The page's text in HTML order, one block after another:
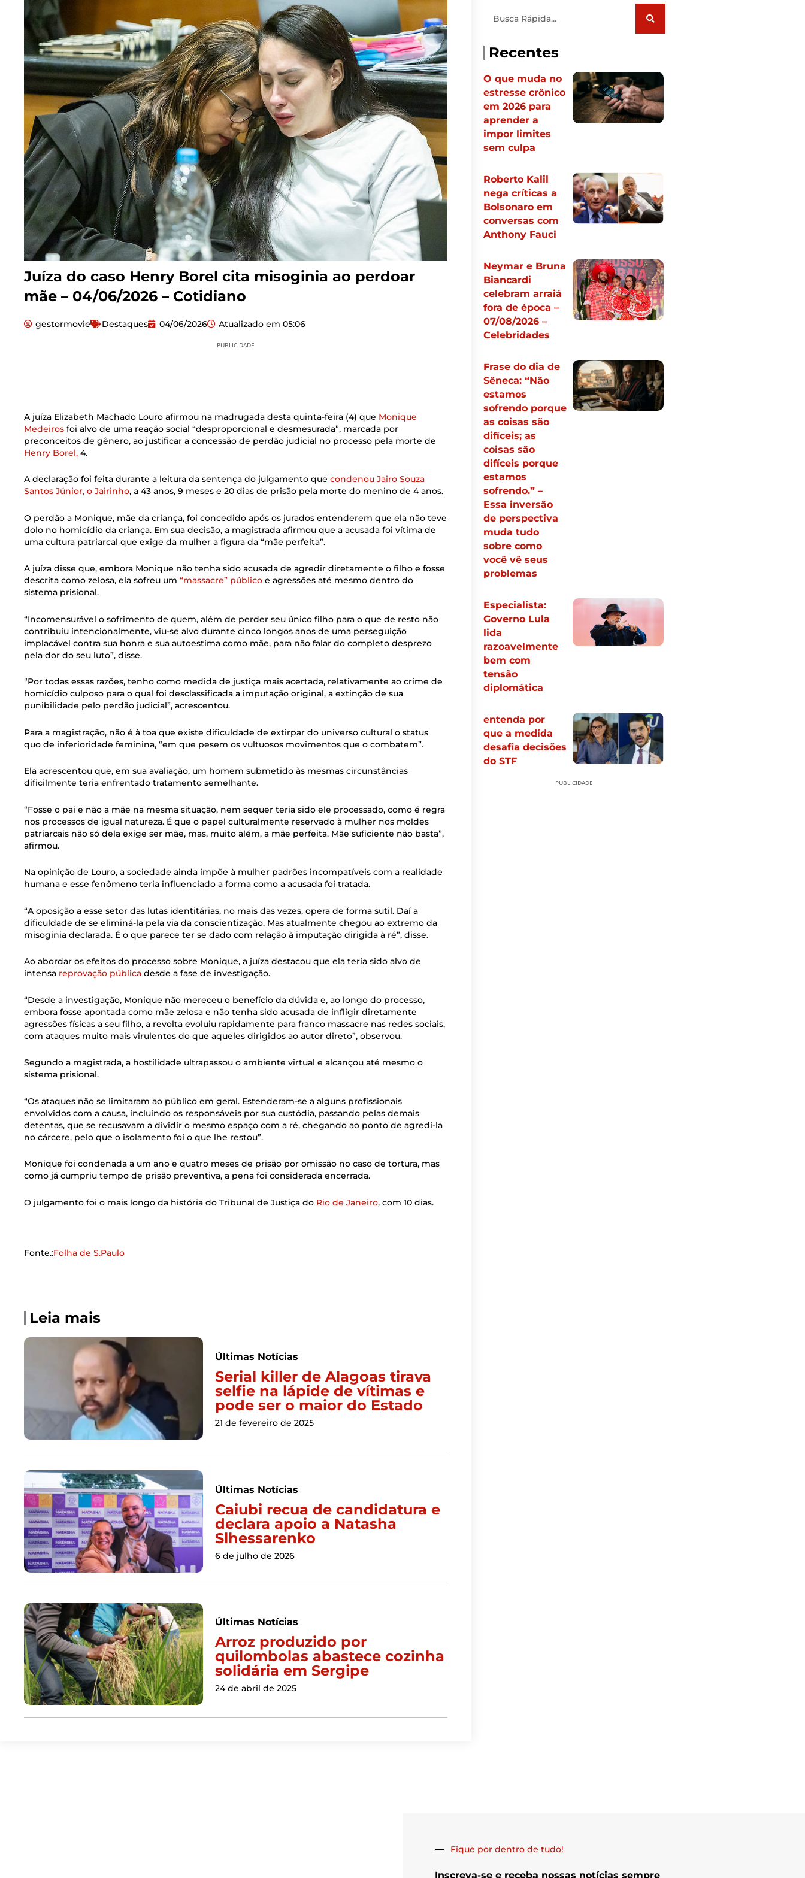
Juíza do caso Henry Borel cita misoginia ao perdoar
mãe – 04/06/2026 – Cotidiano
gestormovie Destaques 04/06/2026 Atualizado em 05:06
PUBLICIDADE
A juíza Elizabeth Machado Louro afirmou na madrugada desta quinta-feira (4) que Monique
Medeiros foi alvo de uma reação social “desproporcional e desmesurada”, marcada por
preconceitos de gênero, ao justificar a concessão de perdão judicial no processo pela morte de
Henry Borel, 4.
A declaração foi feita durante a leitura da sentença do julgamento que condenou Jairo Souza
Santos Júnior, o Jairinho, a 43 anos, 9 meses e 20 dias de prisão pela morte do menino de 4 anos.
O perdão a Monique, mãe da criança, foi concedido após os jurados entenderem que ela não teve
dolo no homicídio da criança. Em sua decisão, a magistrada afirmou que a acusada foi vítima de
uma cultura patriarcal que exige da mulher a figura da “mãe perfeita”.
A juíza disse que, embora Monique não tenha sido acusada de agredir diretamente o filho e fosse
descrita como zelosa, ela sofreu um “massacre” público e agressões até mesmo dentro do
sistema prisional.
“Incomensurável o sofrimento de quem, além de perder seu único filho para o que de resto não
contribuiu intencionalmente, viu-se alvo durante cinco longos anos de uma perseguição
implacável contra sua honra e sua autoestima como mãe, para não falar do completo desprezo
pela dor do seu luto”, disse.
“Por todas essas razões, tenho como medida de justiça mais acertada, relativamente ao crime de
homicídio culposo para o qual foi desclassificada a imputação original, a extinção de sua
punibilidade pelo perdão judicial”, acrescentou.
Para a magistração, não é à toa que existe dificuldade de extirpar do universo cultural o status
quo de inferioridade feminina, “em que pesem os vultuosos movimentos que o combatem”.
Ela acrescentou que, em sua avaliação, um homem submetido às mesmas circunstâncias
dificilmente teria enfrentado tratamento semelhante.
“Fosse o pai e não a mãe na mesma situação, nem sequer teria sido ele processado, como é regra
nos processos de igual natureza. É que o papel culturalmente reservado à mulher nos moldes
patriarcais não só dela exige ser mãe, mas, muito além, a mãe perfeita. Mãe suficiente não basta”,
afirmou.
Na opinição de Louro, a sociedade ainda impõe à mulher padrões incompatíveis com a realidade
humana e esse fenômeno teria influenciado a forma como a acusada foi tratada.
“A oposição a esse setor das lutas identitárias, no mais das vezes, opera de forma sutil. Daí a
dificuldade de se eliminá-la pela via da conscientização. Mas atualmente chegou ao extremo da
misoginia declarada. É o que parece ter se dado com relação à imputação dirigida à ré”, disse.
Ao abordar os efeitos do processo sobre Monique, a juíza destacou que ela teria sido alvo de
intensa reprovação pública desde a fase de investigação.
“Desde a investigação, Monique não mereceu o benefício da dúvida e, ao longo do processo,
embora fosse apontada como mãe zelosa e não tenha sido acusada de infligir diretamente
agressões físicas a seu filho, a revolta evoluiu rapidamente para franco massacre nas redes sociais,
com ataques muito mais virulentos do que aqueles dirigidos ao autor direto”, observou.
Segundo a magistrada, a hostilidade ultrapassou o ambiente virtual e alcançou até mesmo o
sistema prisional.
“Os ataques não se limitaram ao público em geral. Estenderam-se a alguns profissionais
envolvidos com a causa, incluindo os responsáveis por sua custódia, passando pelas demais
detentas, que se recusavam a dividir o mesmo espaço com a ré, chegando ao ponto de agredi-la
no cárcere, pelo que o isolamento foi o que lhe restou”.
Monique foi condenada a um ano e quatro meses de prisão por omissão no caso de tortura, mas
como já cumpriu tempo de prisão preventiva, a pena foi considerada encerrada.
O julgamento foi o mais longo da história do Tribunal de Justiça do Rio de Janeiro, com 10 dias.
Fonte.:Folha de S.Paulo
Leia mais
Últimas Notícias
Serial killer de Alagoas tirava
selfie na lápide de vítimas e
pode ser o maior do Estado
21 de fevereiro de 2025
Últimas Notícias
Caiubi recua de candidatura e
declara apoio a Natasha
Slhessarenko
6 de julho de 2026
Últimas Notícias
Arroz produzido por
quilombolas abastece cozinha
solidária em Sergipe
24 de abril de 2025
Recentes
O que muda no
estresse crônico
em 2026 para
aprender a
impor limites
sem culpa
Roberto Kalil
nega críticas a
Bolsonaro em
conversas com
Anthony Fauci
Neymar e Bruna
Biancardi
celebram arraiá
fora de época –
07/08/2026 –
Celebridades
Frase do dia de
Sêneca: “Não
estamos
sofrendo porque
as coisas são
difíceis; as
coisas são
difíceis porque
estamos
sofrendo.” –
Essa inversão
de perspectiva
muda tudo
sobre como
você vê seus
problemas
Especialista:
Governo Lula
lida
razoavelmente
bem com
tensão
diplomática
entenda por
que a medida
desafia decisões
do STF
PUBLICIDADE
Fique por dentro de tudo!
Inscreva-se e receba nossas notícias sempre